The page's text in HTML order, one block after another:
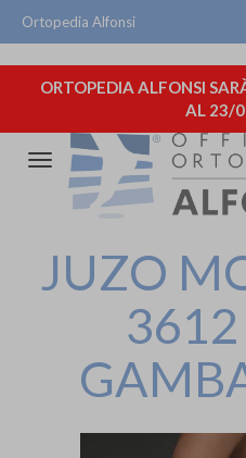
Ortopedia Alfonsi
ORTOPEDIA ALFONSI
AL 23/
Attiva/disattiva
navigazione
JUZO